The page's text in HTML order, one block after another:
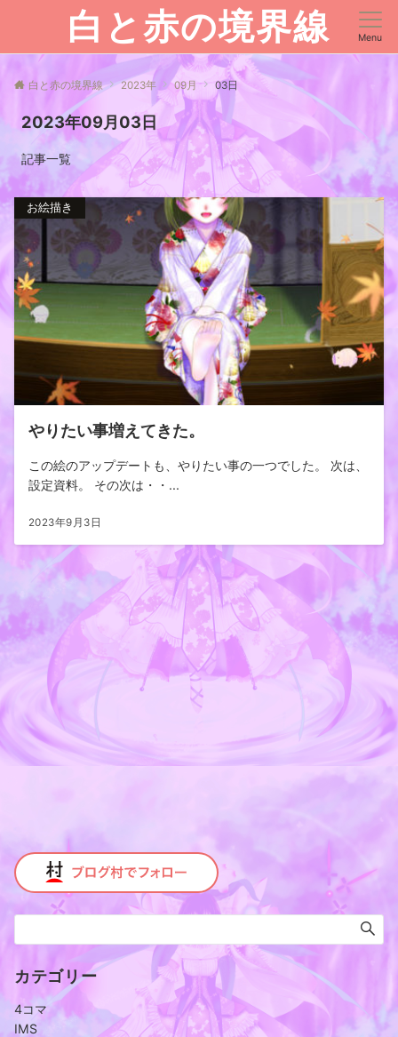
白と赤の境界線 Menu
白と赤の境界線 2023年 09月 03日
2023年09月03日
記事一覧
お絵描き
やりたい事増えてきた。
この絵のアップデートも、やりたい事の一つでした。 次は、
設定資料。 その次は・・...
2023年9月3日
カテゴリー
4コマ
IMS